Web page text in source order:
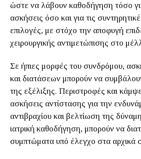
ώστε να λάβουν καθοδήγηση τόσο
ασκήσεις όσο και για τις
επιλογές, με στόχο την αποφυγή
χειρουργικής αντιμετώπισης στο
Σε ήπιες μορφές του συνδρόμου,
και διατάσεων μπορούν να
της εξέλιξης. Περιστροφές και
ασκήσεις αντίστασης για την
αντιβραχίου και βελτίωση της
ιατρική καθοδήγηση, μπορούν να
συμπτώματα υπό έλεγχο στα αρχικά